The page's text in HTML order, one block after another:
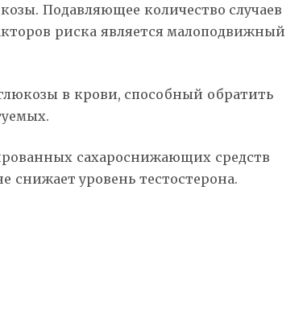
Подавляющее количество случаев
риска является малоподвижный
в крови, способный обратить
сахароснижающих средств
уровень тестостерона.